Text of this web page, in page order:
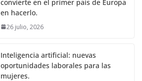
convierte en el primer país de Europa
en hacerlo.
26 julio, 2026
Inteligencia artificial: nuevas
oportunidades laborales para las
mujeres.